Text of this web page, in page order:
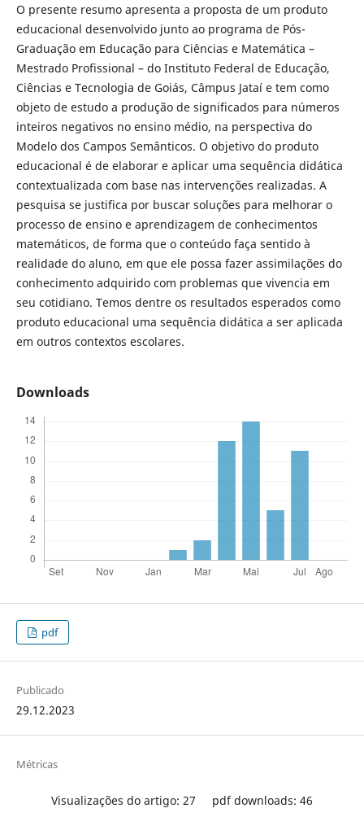
O presente resumo apresenta a proposta de um produto
educacional desenvolvido junto ao programa de Pós-
Graduação em Educação para Ciências e Matemática –
Mestrado Profissional – do Instituto Federal de Educação,
Ciências e Tecnologia de Goiás, Câmpus Jataí e tem como
objeto de estudo a produção de significados para números
inteiros negativos no ensino médio, na perspectiva do
Modelo dos Campos Semânticos. O objetivo do produto
educacional é de elaborar e aplicar uma sequência didática
contextualizada com base nas intervenções realizadas. A
pesquisa se justifica por buscar soluções para melhorar o
processo de ensino e aprendizagem de conhecimentos
matemáticos, de forma que o conteúdo faça sentido à
realidade do aluno, em que ele possa fazer assimilações do
conhecimento adquirido com problemas que vivencia em
seu cotidiano. Temos dentre os resultados esperados como
produto educacional uma sequência didática a ser aplicada
em outros contextos escolares.
Downloads
pdf
Publicado
29.12.2023
Métricas
Visualizações do artigo: 27 pdf downloads: 46